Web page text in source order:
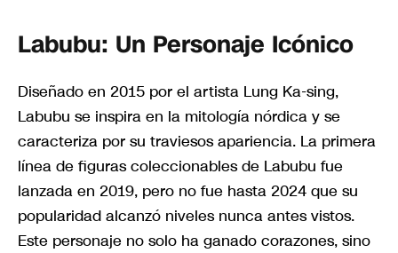
Labubu: Un Personaje Icónico
Diseñado en 2015 por el artista Lung Ka-sing,
Labubu se inspira en la mitología nórdica y se
caracteriza por su traviesos apariencia. La primera
línea de figuras coleccionables de Labubu fue
lanzada en 2019, pero no fue hasta 2024 que su
popularidad alcanzó niveles nunca antes vistos.
Este personaje no solo ha ganado corazones, sino